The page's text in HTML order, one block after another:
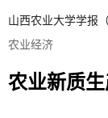
山西农业大学学报
农业经济
农业新质